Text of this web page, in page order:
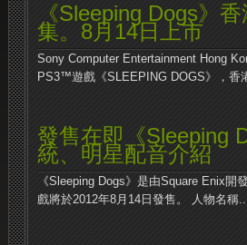
《Sleeping Dogs》
集。8月14日上市
Sony Computer Entertainment Hong
PS3™遊戲《SLEEPING DOGS》，香
發售在即《Sleeping
統、明星配音介紹
《Sleeping Dogs》是由Square Enix
戲將於2012年8月14日發售。 人物名稱